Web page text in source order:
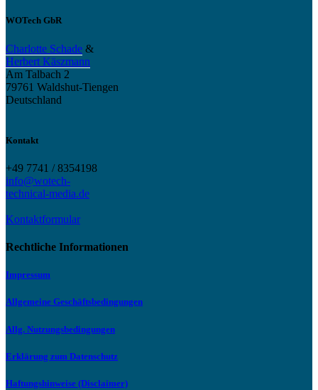
WOTech GbR
Charlotte Schade &
Herbert Käszmann
Am Talbach 2
79761 Waldshut-Tiengen
Deutschland
Kontakt
+49 7741 / 8354198
info@wotech-
technical-media.de
Kontaktformular
Rechtliche Informationen
Impressum
Allgemeine Geschäftsbedingungen
Allg. Nutzungsbedingungen
Erklärung zum Datenschutz
Haftungshinweise (Disclaimer)